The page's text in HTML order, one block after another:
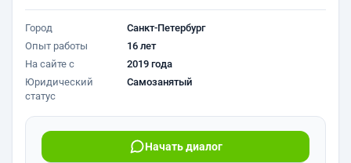
Город
Санкт-Петербург
Опыт работы
16 лет
На сайте с
2019 года
Юридический
статус
Самозанятый
Начать диалог